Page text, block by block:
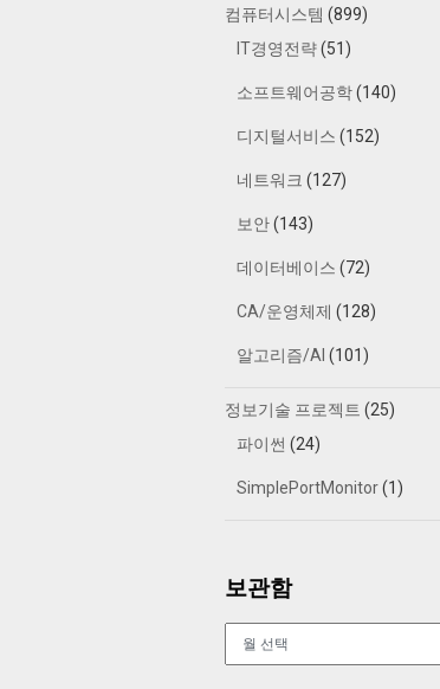
컴퓨터시스템 (899)
IT경영전략(51)
소프트웨어공학(140)
디지털서비스 (152)
네트워크 (127)
보안(143)
데이터베이스 (72)
CA/운영체제 (128)
알고리즘/AI (101)
정보기술 프로젝트 (25)
파이썬 (24)
SimplePortMonitor(1)
보관함